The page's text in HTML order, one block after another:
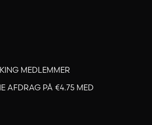
MEDLEMMER
AFDRAG PÅ €4.75 MED